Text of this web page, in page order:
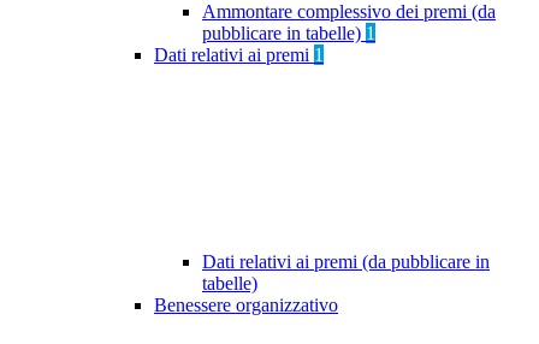
Ammontare complessivo dei premi (da
pubblicare in tabelle) 1
Dati relativi ai premi 1
Dati relativi ai premi (da pubblicare in
tabelle)
Benessere organizzativo